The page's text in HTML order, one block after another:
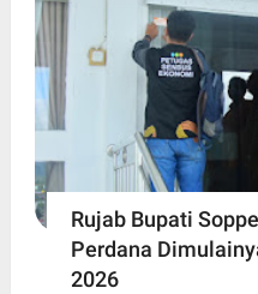
Rujab Bupati
Perdana
2026